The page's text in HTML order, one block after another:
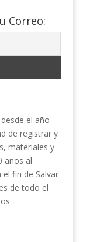
Correo:
el año
de registrar y
materiales y
años al
fin de Salvar
de todo el